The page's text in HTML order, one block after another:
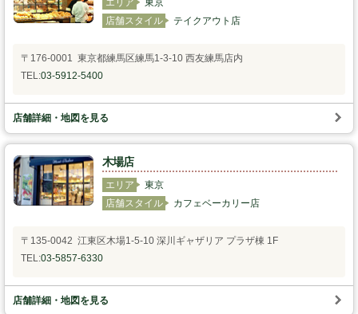
エリア
東京
店舗スタイル
テイクアウト店
〒176-0001 東京都練馬区練馬1-3-10 西友練馬店内
TEL:03-5912-5400
店舗詳細・地図を見る
木場店
エリア
東京
店舗スタイル
カフェベーカリー店
〒135-0042 江東区木場1-5-10 深川ギャザリア プラザ棟 1F
TEL:03-5857-6330
店舗詳細・地図を見る
銘水食パン 吟屋久島
パンと合うおすすめ料理!!
モンタボー公式ショップ
会社情報
採用情報
東京都中央区日本橋小舟町7番2号
Copyright (C) SWEET STYLE Co.,Ltd. All
Rights Reserved.